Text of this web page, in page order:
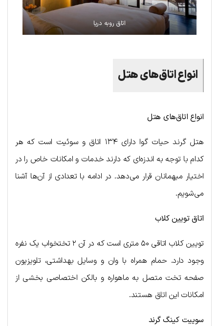
اتاق روبه دریا
انواع اتاق‌های هتل
انواع اتاق‌های هتل
هتل گرند حیات گوا دارای ۱۳۴ اتاق و سوئیت است که هر
کدام با توجه به اندزه‌ای که دارند خدمات و امکانات خاص را در
اختیار میهمانان قرار می‌دهد. در ادامه با تعدادی از آن‌ها آشنا
می‌شویم.
اتاق تویین کلاب
تویین کلاب اتاقی ۵۰ متری است که در آن ۲ تختخواب یک نفره
وجود دارد. حمام همراه با وان و وسایل بهداشتی، تلویزیون
صفحه تخت متصل به ماهواره و بالکن اختصاصی بخشی از
امکانات این اتاق هستند.
سوییت کینگ گرند